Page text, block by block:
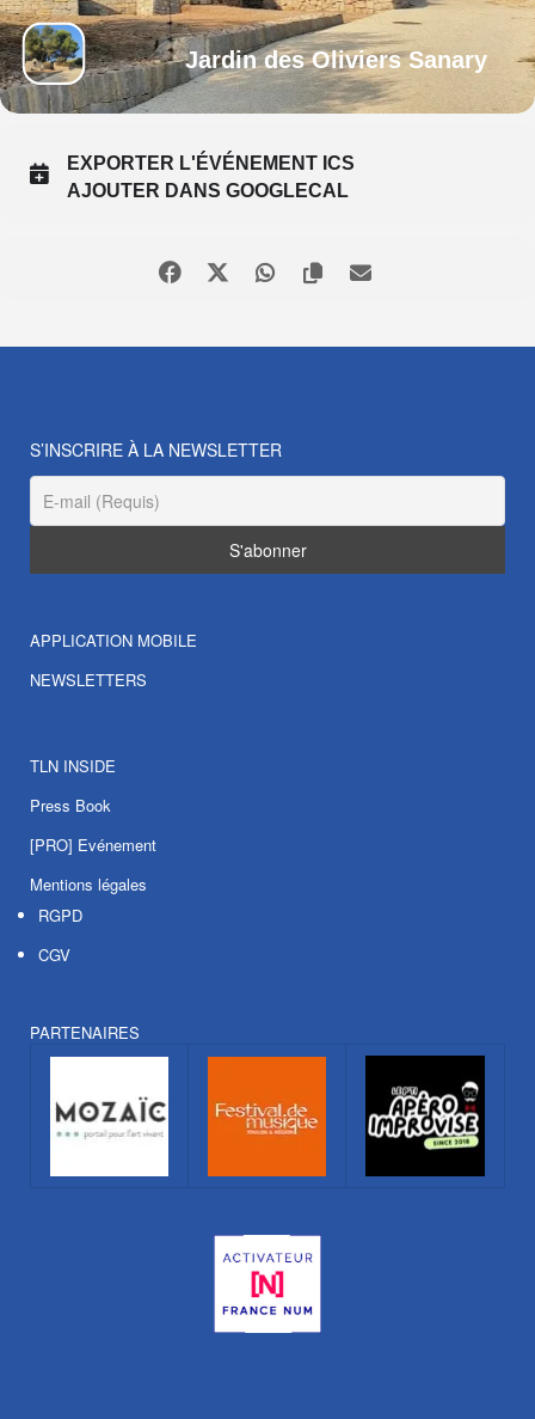
Jardin des Oliviers Sanary
EXPORTER L'ÉVÉNEMENT ICS
AJOUTER DANS GOOGLECAL
S’INSCRIRE À LA NEWSLETTER
APPLICATION MOBILE
NEWSLETTERS
TLN INSIDE
Press Book
[PRO] Evénement
Mentions légales
RGPD
CGV
PARTENAIRES